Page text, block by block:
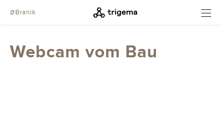
@Braník
Webcam vom Bau